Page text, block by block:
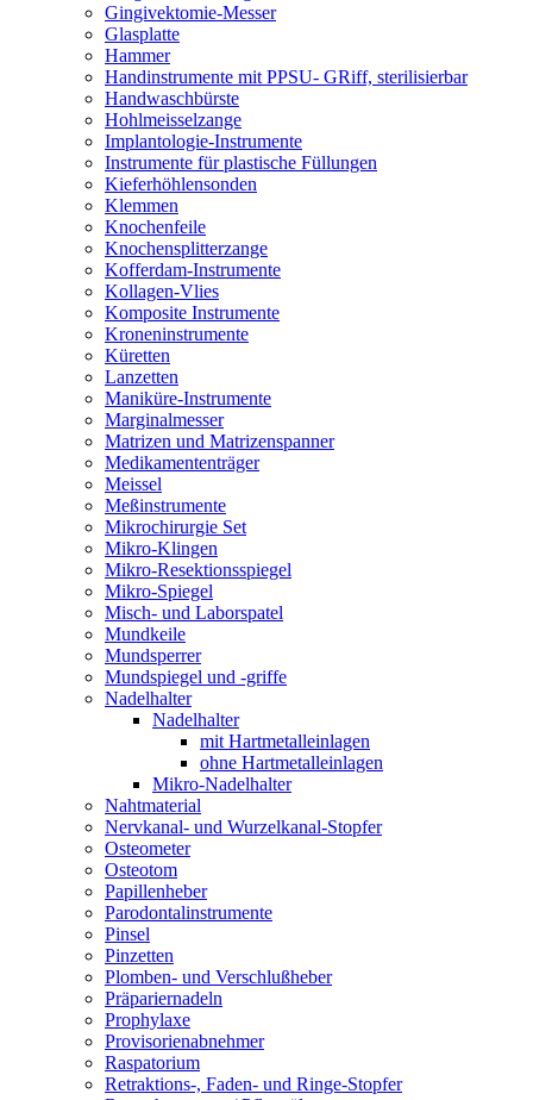
Gingivektomie-Messer
Glasplatte
Hammer
Handinstrumente mit PPSU- GRiff, sterilisierbar
Handwaschbürste
Hohlmeisselzange
Implantologie-Instrumente
Instrumente für plastische Füllungen
Kieferhöhlensonden
Klemmen
Knochenfeile
Knochensplitterzange
Kofferdam-Instrumente
Kollagen-Vlies
Komposite Instrumente
Kroneninstrumente
Küretten
Lanzetten
Maniküre-Instrumente
Marginalmesser
Matrizen und Matrizenspanner
Medikamententräger
Meissel
Meßinstrumente
Mikrochirurgie Set
Mikro-Klingen
Mikro-Resektionsspiegel
Mikro-Spiegel
Misch- und Laborspatel
Mundkeile
Mundsperrer
Mundspiegel und -griffe
Nadelhalter
Nadelhalter
mit Hartmetalleinlagen
ohne Hartmetalleinlagen
Mikro-Nadelhalter
Nahtmaterial
Nervkanal- und Wurzelkanal-Stopfer
Osteometer
Osteotom
Papillenheber
Parodontalinstrumente
Pinsel
Pinzetten
Plomben- und Verschlußheber
Präpariernadeln
Prophylaxe
Provisorienabnehmer
Raspatorium
Retraktions-, Faden- und Ringe-Stopfer